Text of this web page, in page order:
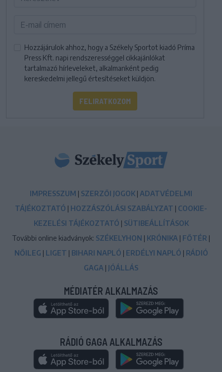
Hozzájárulok ahhoz, hogy a Székely Sportot kiadó Príma
Press Kft. napi rendszerességgel cikkajánlókat
tartalmazó hírleveleket, alkalmanként pedig
kereskedelmi jellegű értesítéseket küldjön.
FELIRATKOZOM
IMPRESSZUM | SZERZŐI JOGOK | ADATVÉDELMI
TÁJÉKOZTATÓ | HOZZÁSZÓLÁSI SZABÁLYZAT | COOKIE-
KEZELÉSI TÁJÉKOZTATÓ | SÜTIBEÁLLÍTÁSOK
További online kiadványok: SZÉKELYHON | KRÓNIKA | FŐTÉR |
NŐILEG | LIGET | BIHARI NAPLÓ | ERDÉLYI NAPLÓ | RÁDIÓ
GAGA | JÓÁLLÁS
MÉDIATÉR ALKALMAZÁS
RÁDIÓ GAGA ALKALMAZÁS